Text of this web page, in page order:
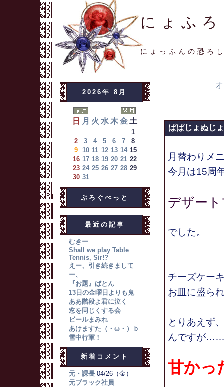
にょふ
にょっふんの恐ろ
2026年 8月
日 月 火 水 木 金 土
1
2
3 4 5 6 7
8
9 10 11 12 13 14 15
16 17 18 19 20 21 22
23 24 25 26 27 28 29
30 31
ぶろぐぺっと
最近の記事
むきー
Shall we play Table
Tennis, Sir!?
えー、引き続きまして
ー、
『お題』ばとん
13日の金曜日よりも鬼
ああ階段よ君に泣く
窓を同じくする会
ビールまみれ
あけますた（・ω・）ｂ
雪中行軍！
新着コメント
元・課長04/26（金）
元ブラック社員
ぱぱじょぬじ
月替わりメ
今月は15周
デザー
でした。
チーズケー
お皿に盛ら
とりあえず
んですが
甘かっ